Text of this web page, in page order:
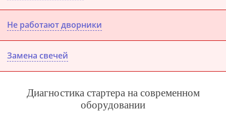
Не работают дворники
Замена свечей
Диагностика стартера на современном
оборудовании